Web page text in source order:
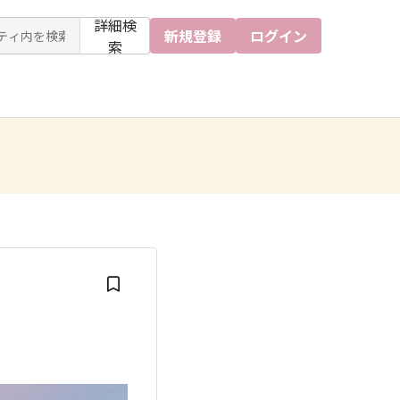
詳細検
索
新規登録 ログイン